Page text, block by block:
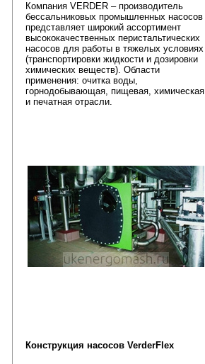
Компания VERDER – производитель
бессальниковых промышленных насосов
представляет широкий ассортимент
высококачественных перистальтических
насосов для работы в тяжелых условиях
(транспортировки жидкости и дозировки
химических веществ). Области
применения: очитка воды,
горнодобывающая, пищевая, химическая
и печатная отрасли.
Конструкция насосов VerderFlex